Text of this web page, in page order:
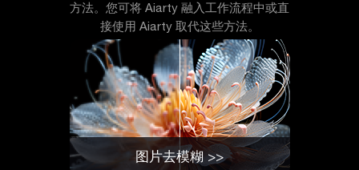
方法。您可将 Aiarty 融入工作流程中或直
接使用 Aiarty 取代这些方法。
图片去模糊 >>